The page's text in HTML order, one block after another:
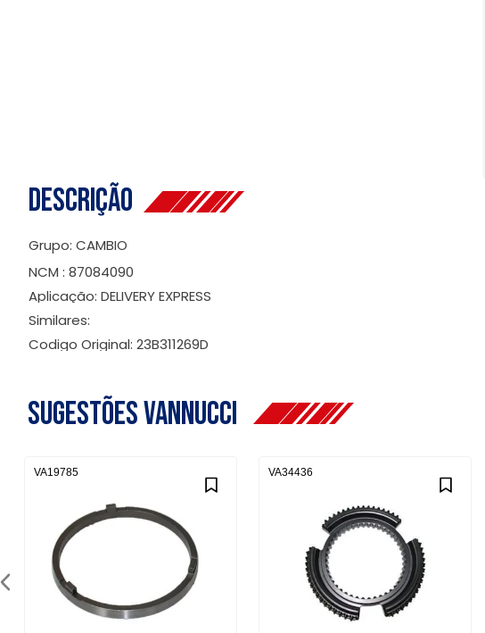
Descrição
Grupo: CAMBIO
NCM : 87084090
Aplicação: DELIVERY EXPRESS
Similares:
Codigo Original: 23B311269D
Sugestões Vannucci
VA19785 VA34436